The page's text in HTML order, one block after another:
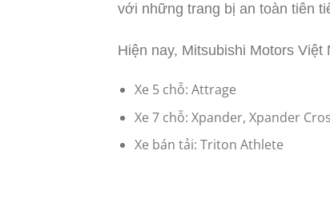
với những trang bị an toàn tiên
Hiện nay, Mitsubishi Motors
Xe 5 chỗ: Attrage
Xe 7 chỗ: Xpander, Xpander
Xe bán tải: Triton Athlete